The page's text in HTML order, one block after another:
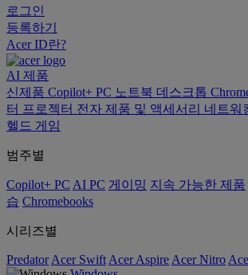
로그인
등록하기
Acer ID란?
AI 제품
신제품 Copilot+ PC 노트북 데스크톱
터 프로젝터 전자 제품 및 액세서리 네트워
헬드 게임
범주별
Copilot+ PC AI PC 게이밍 지속 가능한 제품
습 Chromebooks
시리즈별
Predator Acer Swift Acer Aspire Acer Nitro